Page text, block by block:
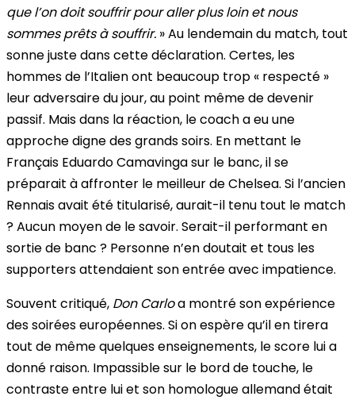
que l’on doit souffrir pour aller plus loin et nous
sommes prêts à souffrir. » Au lendemain du match, tout
sonne juste dans cette déclaration. Certes, les
hommes de l’Italien ont beaucoup trop « respecté »
leur adversaire du jour, au point même de devenir
passif. Mais dans la réaction, le coach a eu une
approche digne des grands soirs. En mettant le
Français Eduardo Camavinga sur le banc, il se
préparait à affronter le meilleur de Chelsea. Si l’ancien
Rennais avait été titularisé, aurait-il tenu tout le match
? Aucun moyen de le savoir. Serait-il performant en
sortie de banc ? Personne n’en doutait et tous les
supporters attendaient son entrée avec impatience.
Souvent critiqué, Don Carloa montré son expérience
des soirées européennes. Si on espère qu’il en tirera
tout de même quelques enseignements, le score lui a
donné raison. Impassible sur le bord de touche, le
contraste entre lui et son homologue allemand était